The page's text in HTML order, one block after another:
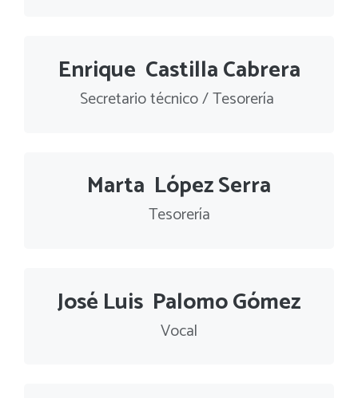
Enrique Castilla Cabrera
Secretario técnico / Tesorería
Marta López Serra
Tesorería
José Luis Palomo Gómez
Vocal